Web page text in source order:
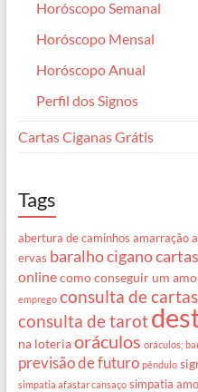
Horóscopo Semanal
Horóscopo Mensal
Horóscopo Anual
Perfil dos Signos
Cartas Ciganas Grátis
Tags
abertura de caminhos amarração
ervas baralho cigano
onlinecomo conseguir um
emprego consulta de
consulta de tarot
na loteriaoráculos oráculos;
previsão de futuro pêndulo
simpatia afastar cansaço simpatia